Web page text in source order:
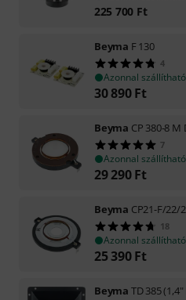
225 700 Ft
Beyma F 130
4
Azonnal szállítható
30 890 Ft
Beyma CP 380-8
7
Azonnal szállítható
29 290 Ft
Beyma CP21-F/22/
18
Azonnal szállítható
25 390 Ft
Beyma TD 385